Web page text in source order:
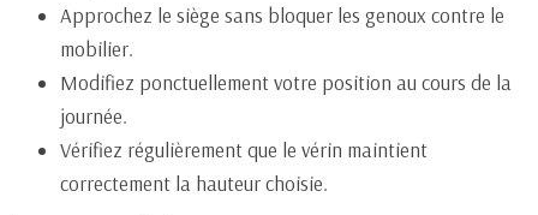
Approchez le siège sans bloquer les genoux contre le
mobilier.
Modifiez ponctuellement votre position au cours de la
journée.
Vérifiez régulièrement que le vérin maintient
correctement la hauteur choisie.